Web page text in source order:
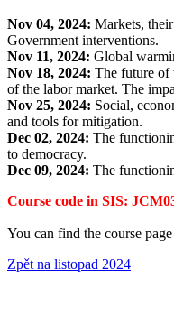
Nov 04, 2024: Markets,
Government interventions.
Nov 11, 2024: Global
Nov 18, 2024: The future of
of the labor market. The
Nov 25, 2024: Social,
and tools for mitigation.
Dec 02, 2024: The
to democracy.
Dec 09, 2024: The
Course code in SIS:
You can find the course
Zpět na listopad 2024